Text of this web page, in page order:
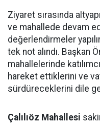
Ziyaret sırasında
ve mahallede devam
değerlendirmeler
tek not alındı. Başkan
mahallelerinde
hareket ettiklerini ve
sürdüreceklerini dile
Çalılıöz Mahallesi